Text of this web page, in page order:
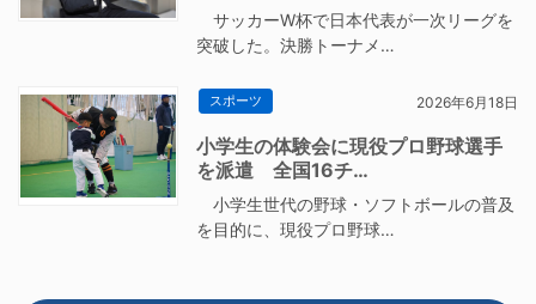
サッカーW杯で日本代表が一次リーグを
突破した。決勝トーナメ…
スポーツ 2026年6月18日
小学生の体験会に現役プロ野球選手
を派遣 全国16チ…
小学生世代の野球・ソフトボールの普及
を目的に、現役プロ野球…